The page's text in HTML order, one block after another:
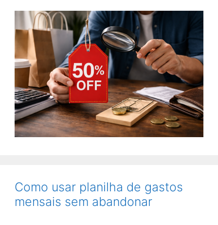
Como usar planilha de gastos
mensais sem abandonar